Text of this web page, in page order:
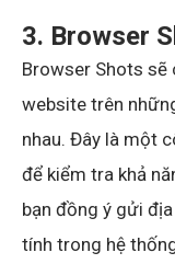
3. Browser
Browser Shots sẽ
website trên
nhau. Đây là một
để kiểm tra khả
bạn đồng ý gửi
tính trong hệ